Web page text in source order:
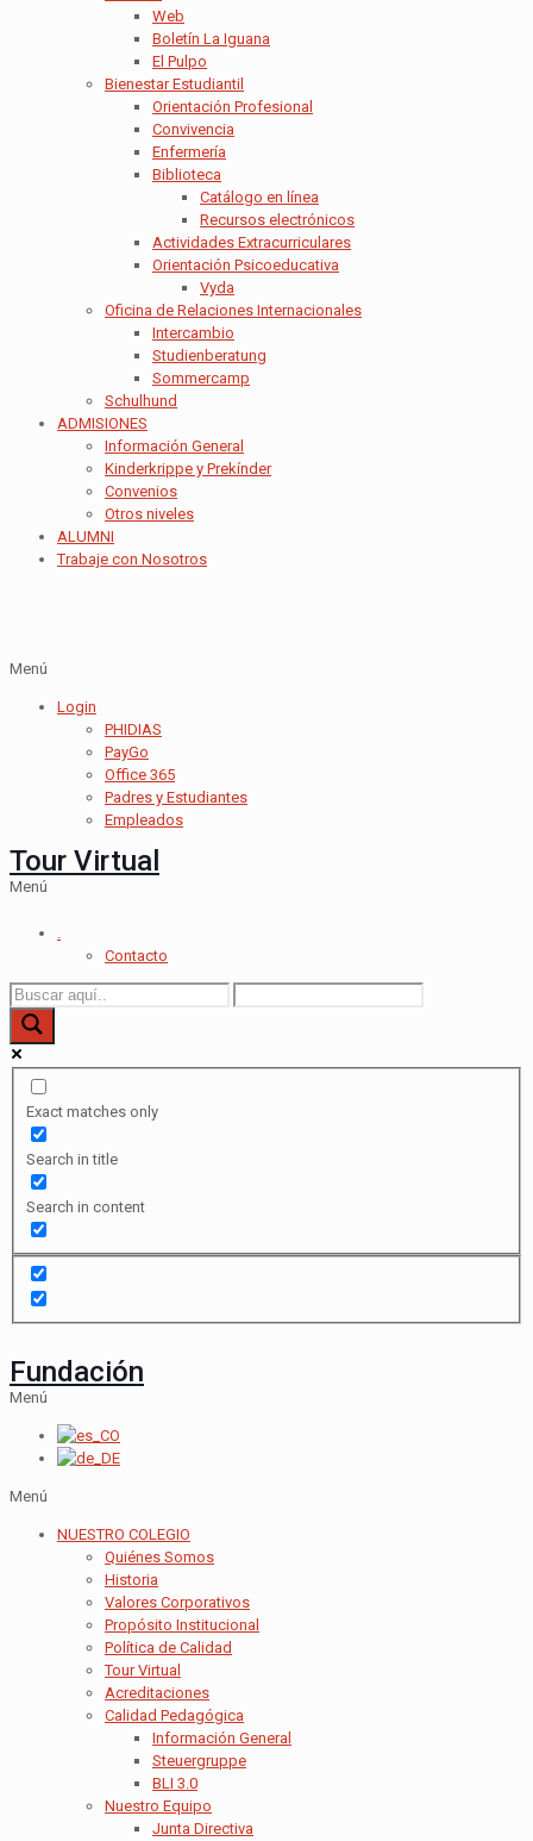
Web
Boletín La Iguana
El Pulpo
Bienestar Estudiantil
Orientación Profesional
Convivencia
Enfermería
Biblioteca
Catálogo en línea
Recursos electrónicos
Actividades Extracurriculares
Orientación Psicoeducativa
Vyda
Oficina de Relaciones Internacionales
Intercambio
Studienberatung
Sommercamp
Schulhund
ADMISIONES
Información General
Kinderkrippe y Prekínder
Convenios
Otros niveles
ALUMNI
Trabaje con Nosotros
Menú
Login
PHIDIAS
PayGo
Office 365
Padres y Estudiantes
Empleados
Tour Virtual
Menú
.
Contacto
Exact matches only
Search in title
Search in content
Fundación
Menú
Menú
NUESTRO COLEGIO
Quiénes Somos
Historia
Valores Corporativos
Propósito Institucional
Política de Calidad
Tour Virtual
Acreditaciones
Calidad Pedagógica
Información General
Steuergruppe
BLI 3.0
Nuestro Equipo
Junta Directiva